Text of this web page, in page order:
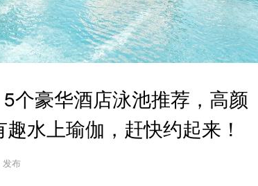
个豪华酒店泳池推荐，高颜
水上瑜伽，赶快约起来！
发布